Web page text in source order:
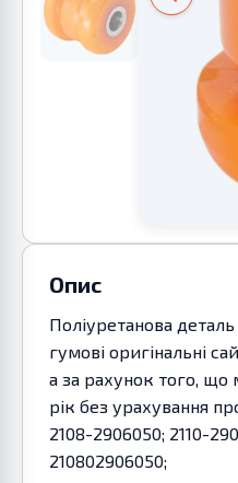
Опис
Поліуретанова
гумові оригінальні
а за рахунок того, що
рік без урахування
2108-2906050; 2110-
210802906050;